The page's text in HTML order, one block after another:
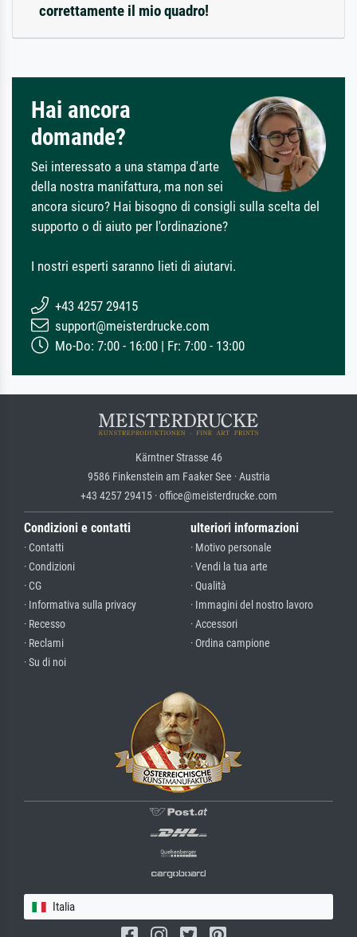
correttamente il mio quadro!
Hai ancora
domande?
Sei interessato a una stampa d'arte
della nostra manifattura, ma non sei
ancora sicuro? Hai bisogno di consigli sulla scelta del
supporto o di aiuto per l'ordinazione?
I nostri esperti saranno lieti di aiutarvi.
+43 4257 29415
support@meisterdrucke.com
Mo-Do: 7:00 - 16:00 | Fr: 7:00 - 13:00
Kärntner Strasse 46
9586 Finkenstein am Faaker See · Austria
+43 4257 29415 · office@meisterdrucke.com
Condizioni e contatti
· Contatti
· Condizioni
· CG
· Informativa sulla privacy
· Recesso
· Reclami
· Su di noi
ulteriori informazioni
· Motivo personale
· Vendi la tua arte
· Qualità
· Immagini del nostro lavoro
· Accessori
· Ordina campione
Italia